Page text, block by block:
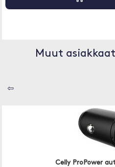
Muut
⇦
Celly ProPower